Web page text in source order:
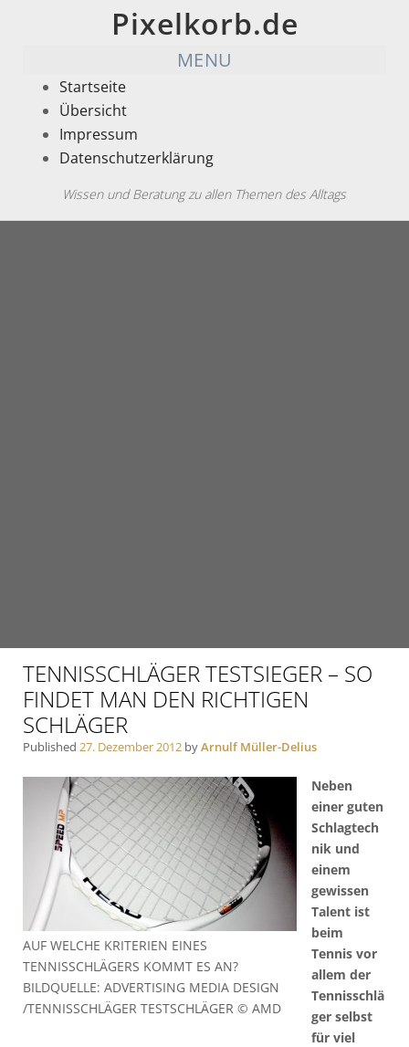
Pixelkorb.de
MENU
Startseite
Übersicht
Impressum
Datenschutzerklärung
Wissen und Beratung zu allen Themen des Alltags
TENNISSCHLÄGER TESTSIEGER – SO
FINDET MAN DEN RICHTIGEN
SCHLÄGER
Published 27. Dezember 2012 byArnulf Müller-Delius
AUF WELCHE KRITERIEN EINES
TENNISSCHLÄGERS KOMMT ES AN?
BILDQUELLE: ADVERTISING MEDIA DESIGN
/TENNISSCHLÄGER TESTSCHLÄGER © AMD
Neben
einer guten
Schlagtech
nik und
einem
gewissen
Talent ist
beim
Tennis vor
allem der
Tennisschlä
ger selbst
für viel